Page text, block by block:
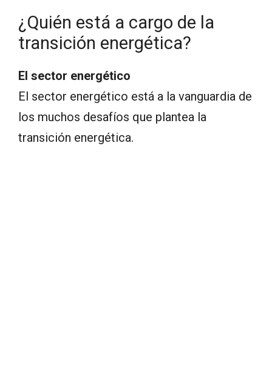
¿Quién está a cargo de la
transición energética?
El sector energético
El sector energético está a la vanguardia de
los muchos desafíos que plantea la
transición energética.